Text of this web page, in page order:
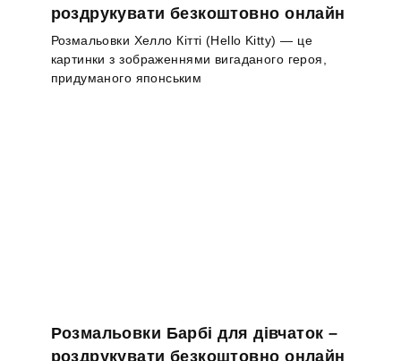
роздрукувати безкоштовно онлайн
Розмальовки Хелло Кітті (Hello Kitty) — це
картинки з зображеннями вигаданого героя,
придуманого японським
Розмальовки Барбі для дівчаток –
роздрукувати безкоштовно онлайн